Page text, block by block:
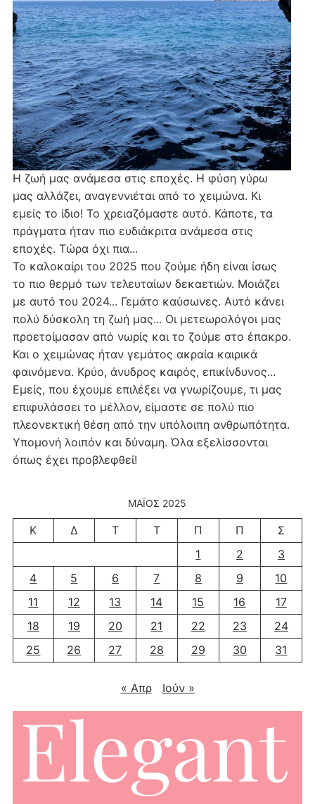
Η ζωή μας ανάμεσα στις εποχές. Η φύση γύρω
μας αλλάζει, αναγεννιέται από το χειμώνα. Κι
εμείς το ίδιο! Το χρειαζόμαστε αυτό. Κάποτε, τα
πράγματα ήταν πιο ευδιάκριτα ανάμεσα στις
εποχές. Τώρα όχι πια...
Το καλοκαίρι του 2025 που ζούμε ήδη είναι ίσως
το πιο θερμό των τελευταίων δεκαετιών. Μοιάζει
με αυτό του 2024... Γεμάτο καύσωνες. Αυτό κάνει
πολύ δύσκολη τη ζωή μας... Οι μετεωρολόγοι μας
προετοίμασαν από νωρίς και το ζούμε στο έπακρο.
Και ο χειμώνας ήταν γεμάτος ακραία καιρικά
φαινόμενα. Κρύο, άνυδρος καιρός, επικίνδυνος...
Εμείς, που έχουμε επιλέξει να γνωρίζουμε, τι μας
επιφυλάσσει το μέλλον, είμαστε σε πολύ πιο
πλεονεκτική θέση από την υπόλοιπη ανθρωπότητα.
Υπομονή λοιπόν και δύναμη. Όλα εξελίσσονται
όπως έχει προβλεφθεί!
ΜΆΙΟΣ 2025
Κ Δ Τ Τ Π Π
Σ
1
2
3
4
5 6 7 8 9
10
11
12 13 14 15 16
17
18
19 20 21 22 23
24
25
26 27 28 29 30 31
« Απρ Ιούν »